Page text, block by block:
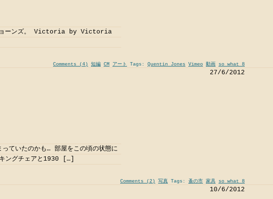
・ジョーンズ。 Victoria by Victoria
Comments (4) 短編 CM アート Tags: Quentin Jones Vimeo 動画 so what 8
27/6/2012
ていたのかも… 部屋をこの頃の状態に
ングチェアと1930 […]
Comments (2) 写真 Tags: 蚤の市 家具 so what 8
10/6/2012